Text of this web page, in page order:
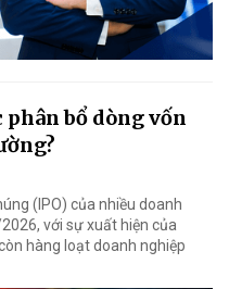
phân bổ dòng vốn
(IPO) của nhiều doanh
với sự xuất hiện của
hàng loạt doanh nghiệp